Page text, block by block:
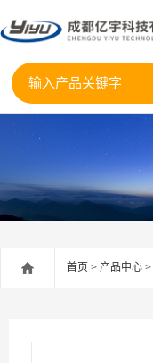
首页 > 产品中心 >